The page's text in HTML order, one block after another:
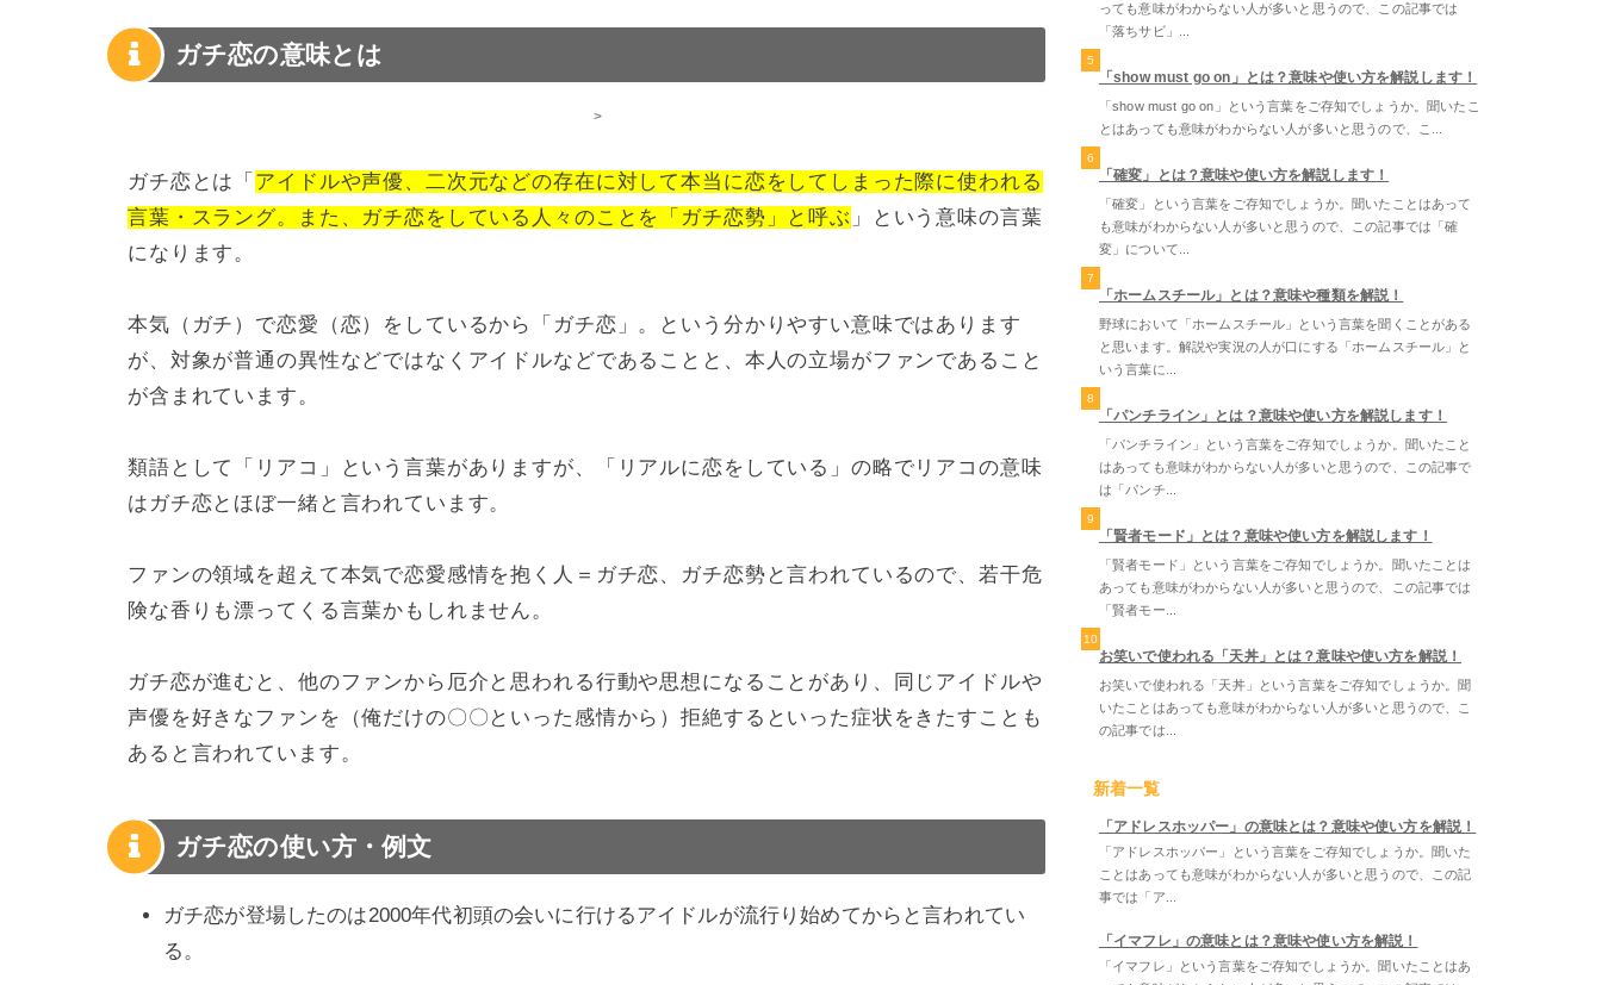
ガチ恋の意味とは
>
ガチ恋とは「 アイドルや声優、二次元などの存在に対して本当に恋をしてしまった際に使われる
言葉・スラング。また、ガチ恋をしている人々のことを「ガチ恋勢」と呼ぶ 」という意味の言葉
になります。
本気（ガチ）で恋愛（恋）をしているから「ガチ恋」。という分かりやすい意味ではあります
が、対象が普通の異性などではなくアイドルなどであることと、本人の立場がファンであること
が含まれています。
類語として「リアコ」という言葉がありますが、「リアルに恋をしている」の略でリアコの意味
はガチ恋とほぼ一緒と言われています。
ファンの領域を超えて本気で恋愛感情を抱く人＝ガチ恋、ガチ恋勢と言われているので、若干危
険な香りも漂ってくる言葉かもしれません。
ガチ恋が進むと、他のファンから厄介と思われる行動や思想になることがあり、同じアイドルや
声優を好きなファンを（俺だけの〇〇といった感情から）拒絶するといった症状をきたすことも
あると言われています。
ガチ恋の使い方・例文
ガチ恋が登場したのは2000年代初頭の会いに行けるアイドルが流行り始めてからと言われてい
る。
っても意味がわからない人が多いと思うので、この記事では
「落ちサビ」...
5
「show must go on」とは？意味や使い方を解説します！
「show must go on」という言葉をご存知でしょうか。聞いたこ
とはあっても意味がわからない人が多いと思うので、こ...
6
「確変」とは？意味や使い方を解説します！
「確変」という言葉をご存知でしょうか。聞いたことはあって
も意味がわからない人が多いと思うので、この記事では「確
変」について...
7
「ホームスチール」とは？意味や種類を解説！
野球において「ホームスチール」という言葉を聞くことがある
と思います。解説や実況の人が口にする「ホームスチール」と
いう言葉に...
8
「パンチライン」とは？意味や使い方を解説します！
「パンチライン」という言葉をご存知でしょうか。聞いたこと
はあっても意味がわからない人が多いと思うので、この記事で
は「パンチ...
9
「賢者モード」とは？意味や使い方を解説します！
「賢者モード」という言葉をご存知でしょうか。聞いたことは
あっても意味がわからない人が多いと思うので、この記事では
「賢者モー...
10
お笑いで使われる「天丼」とは？意味や使い方を解説！
お笑いで使われる「天丼」という言葉をご存知でしょうか。聞
いたことはあっても意味がわからない人が多いと思うので、こ
の記事では...
新着一覧
「アドレスホッパー」の意味とは？意味や使い方を解説！
「アドレスホッパー」という言葉をご存知でしょうか。聞いた
ことはあっても意味がわからない人が多いと思うので、この記
事では「ア...
「イマフレ」の意味とは？意味や使い方を解説！
「イマフレ」という言葉をご存知でしょうか。聞いたことはあ